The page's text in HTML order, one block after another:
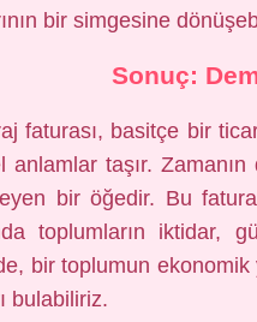
bir simgesine
Sonuç:
faturası, basitçe bir
anlamlar taşır.
bir öğedir. Bu
toplumların iktidar,
bir toplumun ekonomik
bulabiliriz.